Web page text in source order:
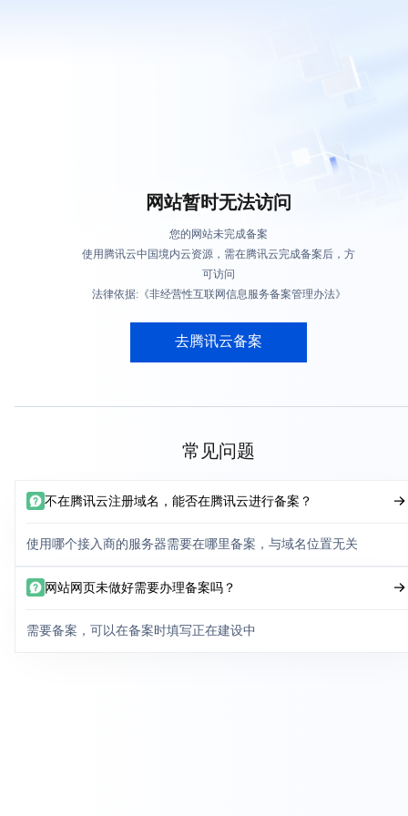
网站暂时无法访问
您的网站未完成备案
使用腾讯云中国境内云资源，需在腾讯云完成备案后，方
可访问
法律依据:《非经营性互联网信息服务备案管理办法》
去腾讯云备案
常见问题
不在腾讯云注册域名，能否在腾讯云进行备案？
使用哪个接入商的服务器需要在哪里备案，与域名位置无关
网站网页未做好需要办理备案吗？
需要备案，可以在备案时填写正在建设中